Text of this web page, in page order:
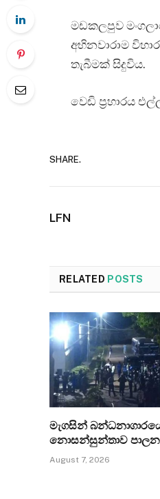
මඩකලපුව
අභිනවාරාම
තැබීමක් සිදුවිය.
වෙඩි ප්‍රහාරය
SHARE.
LFN
RELATED POSTS
මැගසින්
නොසන්සුන්තාව
August 7, 2026